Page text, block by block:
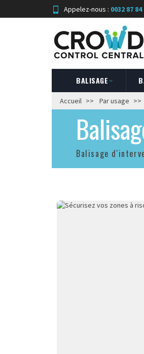
Appelez-nous : 0032 87 84
BALISAGE
Accueil Par usage
Balisage